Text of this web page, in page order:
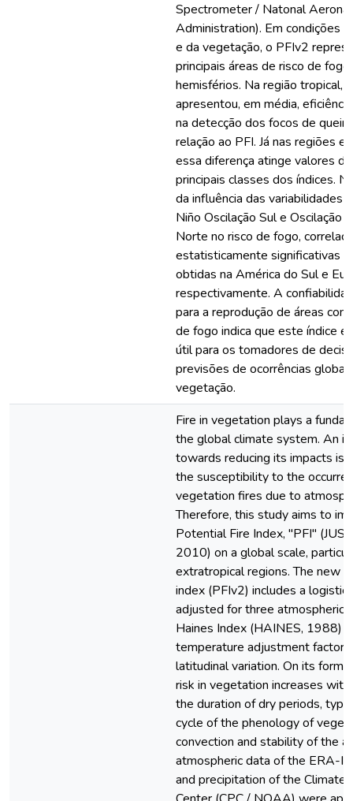
Spectrometer / Natonal
Administration). Em condições
e da vegetação, o PFIv2
principais áreas de risco de
hemisférios. Na região tropical,
apresentou, em média,
na detecção dos focos de
relação ao PFI. Já nas regiões
essa diferença atinge valores
principais classes dos índices.
da influência das variabilidades
Niño Oscilação Sul e Oscilação
Norte no risco de fogo,
estatisticamente significativas
obtidas na América do Sul e
respectivamente. A
para a reprodução de áreas
de fogo indica que este índice é
útil para os tomadores de
previsões de ocorrências
vegetação.
Fire in vegetation plays a
the global climate system. An
towards reducing its impacts is
the susceptibility to the
vegetation fires due to
Therefore, this study aims to
Potential Fire Index, "PFI"
2010) on a global scale,
extratropical regions. The new
index (PFIv2) includes a
adjusted for three atmospheric
Haines Index (HAINES, 1988)
temperature adjustment factor
latitudinal variation. On its
risk in vegetation increases with
the duration of dry periods,
cycle of the phenology of
convection and stability of the
atmospheric data of the ERA-
and precipitation of the Climate